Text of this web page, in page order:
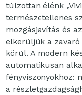
túlzottan élénk
természetellenes
mozgásjavítás és
elkerüljük a zavaró
körül. A modern
automatikusan
fényviszonyokhoz:
a